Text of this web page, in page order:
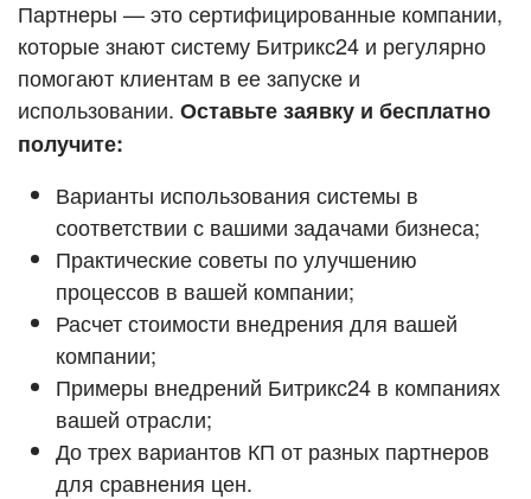
ВХОД
ВХОД
Смотреть видеокейсы
Партнеры — это сертифицированные компании,
которые знают систему Битрикс24 и регулярно
помогают клиентам в ее запуске и
использовании. Оставьте заявку и бесплатно
получите:
Варианты использования системы в
соответствии с вашими задачами бизнеса;
Практические советы по улучшению
процессов в вашей компании;
Расчет стоимости внедрения для вашей
компании;
Примеры внедрений Битрикс24 в компаниях
вашей отрасли;
До трех вариантов КП от разных партнеров
для сравнения цен.